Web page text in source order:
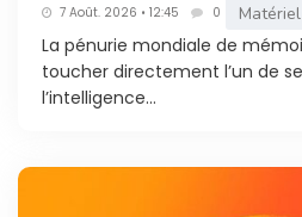
7 Août. 2026 • 12:45 0 Matériel
La pénurie mondiale de
toucher directement l’un de
l’intelligence...